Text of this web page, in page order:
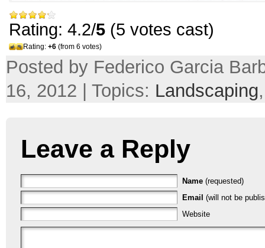
Rating: 4.2/5 (5 votes cast)
Rating: +6 (from 6 votes)
Posted by Federico Garcia
16, 2012 | Topics: Landscaping
Leave a Reply
Name (requested)
Email (will not be
Website